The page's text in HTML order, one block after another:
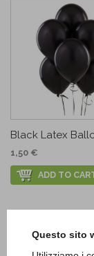
Questo sito
Black Latex
1,50 €
ADD TO